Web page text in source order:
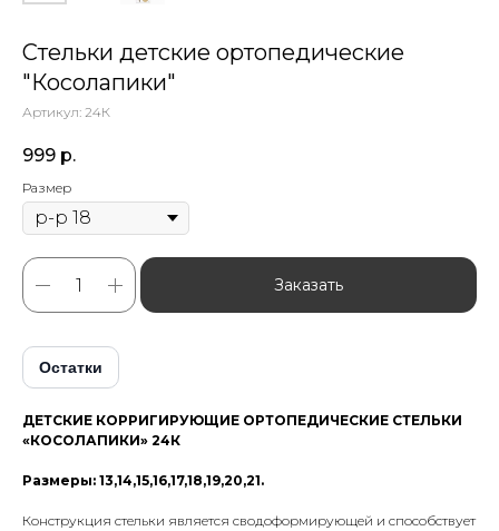
Стельки детские ортопедические
"Косолапики"
Артикул: 24К
999 р.
Размер
Заказать
Остатки
ДЕТСКИЕ КОРРИГИРУЮЩИЕ ОРТОПЕДИЧЕСКИЕ СТЕЛЬКИ
«КОСОЛАПИКИ» 24К
Размеры: 13,14,15,16,17,18,19,20,21.
Конструкция стельки является сводоформирующей и способствует